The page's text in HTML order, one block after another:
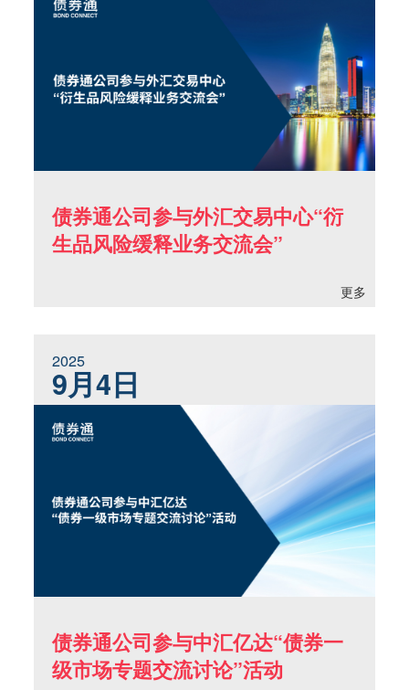
债券通公司参与外汇交易中心“衍
生品风险缓释业务交流会”
更多
2025
9月4日
债券通公司参与中汇亿达“债券一
级市场专题交流讨论”活动